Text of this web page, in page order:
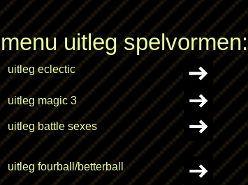
menu uitleg spelvormen:
uitleg eclectic
uitleg battle sexes
uitleg magic 3
uitleg fourball/betterball